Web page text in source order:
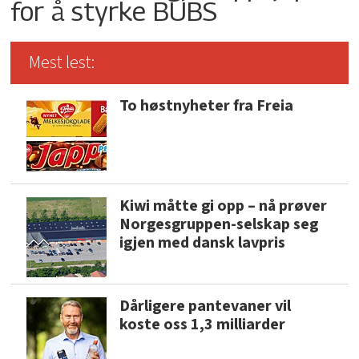
for å styrke BUBS
Mest lest:
To høstnyheter fra Freia
Kiwi måtte gi opp – nå prøver
Norgesgruppen-selskap seg
igjen med dansk lavpris
Dårligere pantevaner vil
koste oss 1,3 milliarder